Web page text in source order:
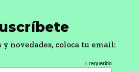
y novedades, coloca tu email:
* requerido